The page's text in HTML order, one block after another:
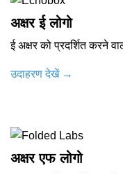
अक्षर ई लोगो
ई अक्षर को प्रदर्शित करने
उदाहरण देखें →
अक्षर एफ लोगो